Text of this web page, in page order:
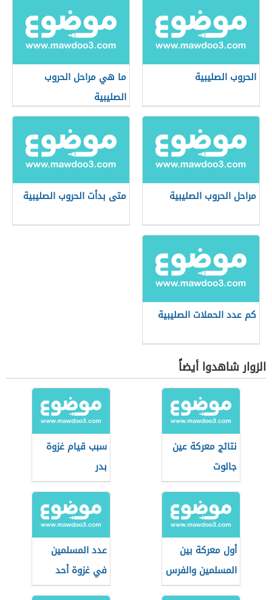
الحروب الصليبية
ما هي مراحل الحروب
الصليبية
مراحل الحروب الصليبية متى بدأت الحروب الصليبية
كم عدد الحملات الصليبية
الزوار شاهدوا أيضاً
نتائج معركة عين
جالوت
سبب قيام غزوة
بدر
أول معركة بين
المسلمين والفرس
عدد المسلمين
في غزوة أحد